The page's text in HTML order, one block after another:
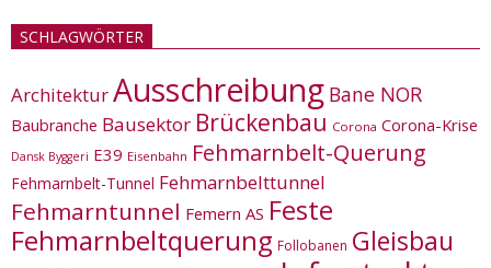
SCHLAGWÖRTER
ArchitekturAusschreibung Bane NOR
Baubranche Bausektor Brückenbau Corona Corona-Krise
Dansk Byggeri E39 Eisenbahn Fehmarnbelt-Querung
Fehmarnbelt-Tunnel Fehmarnbelttunnel
Fehmarntunnel Femern AS Feste
Fehmarnbeltquerung Follobanen Gleisbau